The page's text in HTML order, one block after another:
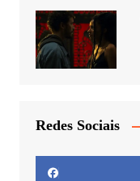
Redes Sociais